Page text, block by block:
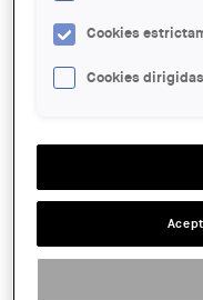
Citizen
Documentary
IAAC
LUGAR:
ACCIONES
Cookies
Cookies dirigidas